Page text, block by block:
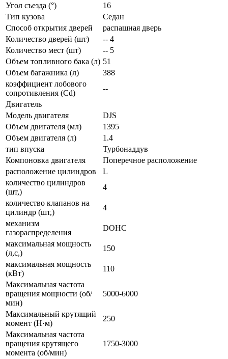
Угол съезда (°)
16
Тип кузова
Седан
Способ открытия дверей
распашная дверь
Количество дверей (шт)
-- 4
Количество мест (шт)
-- 5
Объем топливного бака (л) 51
Объем багажника (л)
388
коэффициент лобового
сопротивления (Cd)
--
Двигатель
Модель двигателя
DJS
Объем двигателя (мл)
1395
Объем двигателя (л)
1.4
тип впуска
Турбонаддув
Компоновка двигателя
Поперечное расположение
расположение цилиндров
L
количество цилиндров
(шт,)
4
количество клапанов на
цилиндр (шт,)
4
механизм
газораспределения
DOHC
максимальная мощность
(л,с,)
150
максимальная мощность
(кВт)
110
Максимальная частота
вращения мощности (об/
мин)
5000-6000
Максимальный крутящий
момент (Н·м)
250
Максимальная частота
вращения крутящего
момента (об/мин)
1750-3000